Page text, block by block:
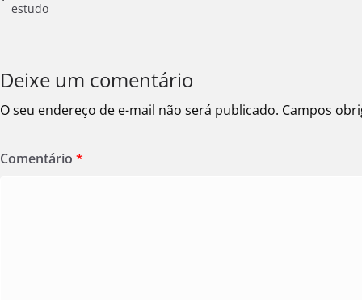
estudo
Deixe um comentário
O seu endereço de e-mail não será publicado. Campos
Comentário *